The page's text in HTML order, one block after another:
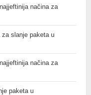
načina za
slanje paketa u
načina za
paketa u